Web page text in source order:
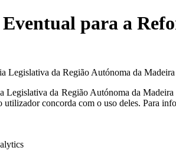
Eventual para a
Legislativa da Região Autónoma da Madeira
Legislativa da Região Autónoma da
utilizador concorda com o uso deles. Para